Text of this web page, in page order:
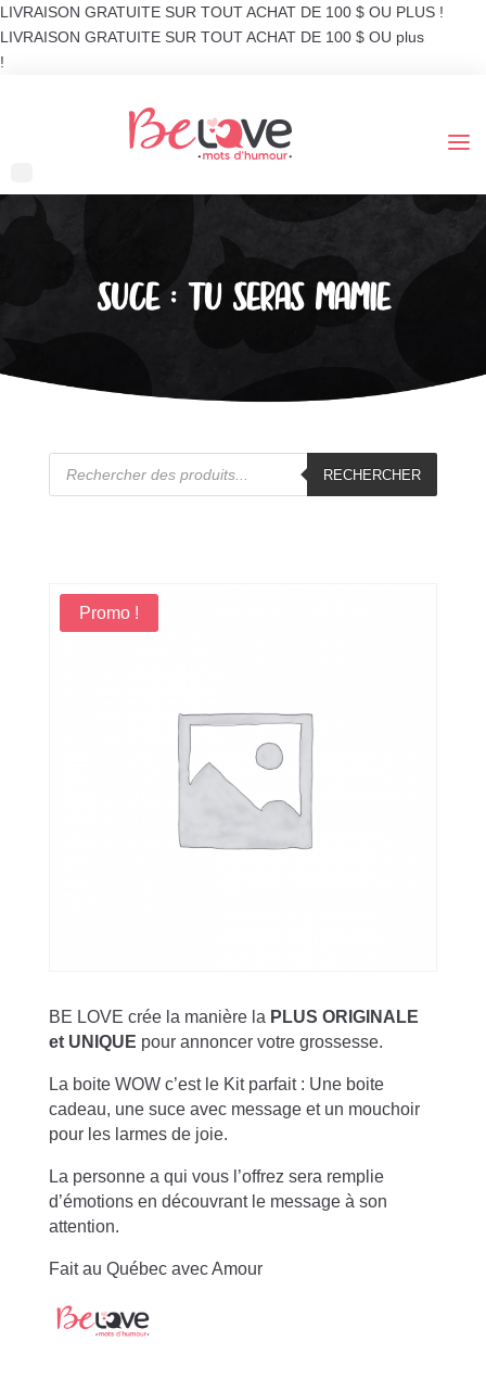
LIVRAISON GRATUITE SUR TOUT ACHAT DE 100 $ OU PLUS !
LIVRAISON GRATUITE SUR TOUT ACHAT DE 100 $ OU plus
!
SUCE : TU SERAS MAMIE
Recherche
RECHERCHER
Promo !
BE LOVE crée la manière la PLUS ORIGINALE
et UNIQUE pour annoncer votre grossesse.
La boite WOW c’est le Kit parfait : Une boite
cadeau, une suce avec message et un mouchoir
pour les larmes de joie.
La personne a qui vous l’offrez sera remplie
d’émotions en découvrant le message à son
attention.
Fait au Québec avec Amour